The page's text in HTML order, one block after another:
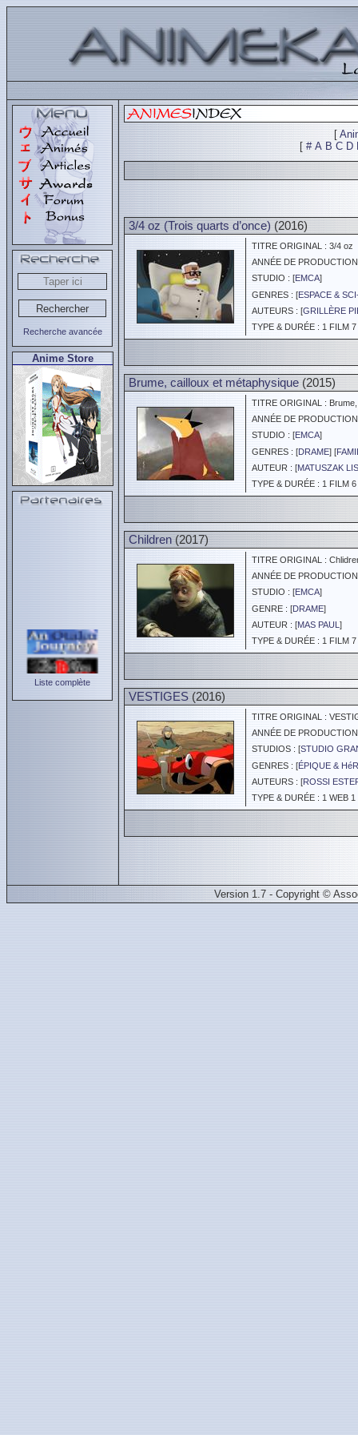
Recherche avancée
Anime Store
Liste complète
[
[ # A B C D
3/4 oz (Trois quarts d’once) (2016)
TITRE ORIGINAL : 3/4 oz
ANNÉE DE
STUDIO : [EMCA]
GENRES : [ESPACE &
AUTEURS : [GRILLÈRE
TYPE & DURÉE : 1 FILM
Brume, cailloux et métaphysique (2015)
TITRE ORIGINAL :
ANNÉE DE
STUDIO : [EMCA]
GENRES : [DRAME] [
AUTEUR : [MATUSZAK
TYPE & DURÉE : 1 FILM
Children (2017)
TITRE ORIGINAL :
ANNÉE DE
STUDIO : [EMCA]
GENRE : [DRAME]
AUTEUR : [MAS PAUL ]
TYPE & DURÉE : 1 FILM
VESTIGES (2016)
TITRE ORIGINAL :
ANNÉE DE
STUDIOS : [STUDIO
GENRES : [ÉPIQUE &
AUTEURS : [ROSSI
TYPE & DURÉE : 1 WEB 1
Version 1.7 - Copyright ©